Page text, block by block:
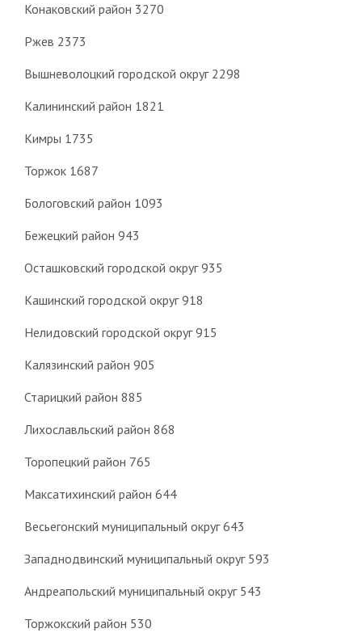
Конаковский район 3270
Ржев 2373
Вышневолоцкий городской округ 2298
Калининский район 1821
Кимры 1735
Торжок 1687
Бологовский район 1093
Бежецкий район 943
Осташковский городской округ 935
Кашинский городской округ 918
Нелидовский городской округ 915
Калязинский район 905
Старицкий район 885
Лихославльский район 868
Торопецкий район 765
Максатихинский район 644
Весьегонский муниципальный округ 643
Западнодвинский муниципальный округ 593
Андреапольский муниципальный округ 543
Торжокский район 530